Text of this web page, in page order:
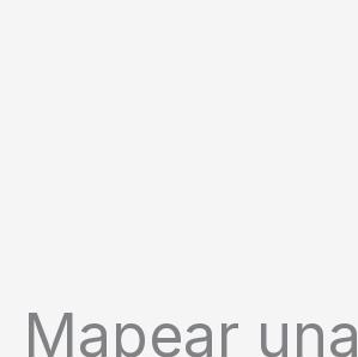
Mapear una